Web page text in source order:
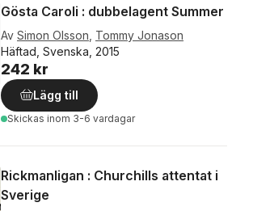
Gösta Caroli : dubbelagent Summer
Av Simon Olsson Tommy Jonason
Häftad, Svenska, 2015
242 kr
Lägg till
Skickas inom 3-6 vardagar
Rickmanligan : Churchills attentat i
Sverige